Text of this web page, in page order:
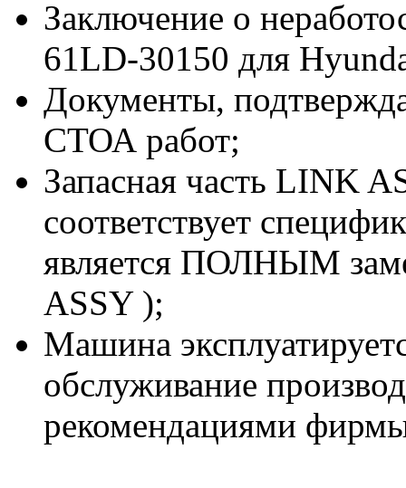
Заключение о
61LD-30150 для
Документы,
СТОА работ;
Запасная часть LINK
соответствует
является ПОЛНЫМ
ASSY );
Машина
обслуживание
рекомендациями